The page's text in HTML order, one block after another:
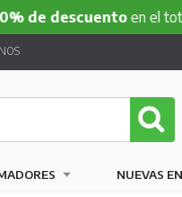
en el total de tu
NUEVAS